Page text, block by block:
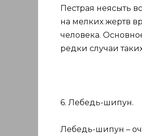
Пестрая неясыть
на мелких жертв
человека.
редки случаи
6. Лебедь-шипун.
Лебедь-шипун –